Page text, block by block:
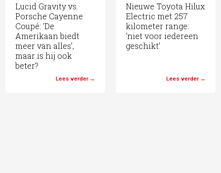
Lucid Gravity vs.
Porsche Cayenne
Coupé: ‘De
Amerikaan biedt
meer van alles’,
maar is hij ook
beter?
Lees verder
Nieuwe Toyota Hilux
Electric met 257
kilometer range:
‘niet voor iedereen
geschikt’
Lees verder